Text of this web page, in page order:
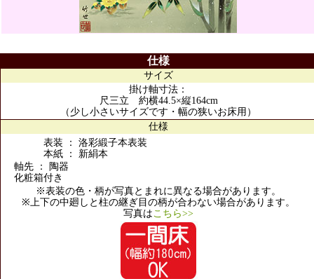
仕様
サイズ
掛け軸寸法：
尺三立 約横44.5×縦164cm
（少し小さいサイズです・幅の狭いお床用）
仕様
表装 ： 洛彩緞子本表装
本紙 ： 新絹本
軸先 ： 陶器
化粧箱付き
※表装の色・柄が写真とまれに異なる場合があります。
※上下の中廻しと柱の継ぎ目の柄が合わない場合があります。
写真はこちら>>